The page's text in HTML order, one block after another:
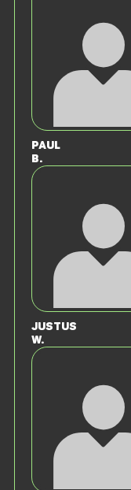
Paul
B.
Justus
W.